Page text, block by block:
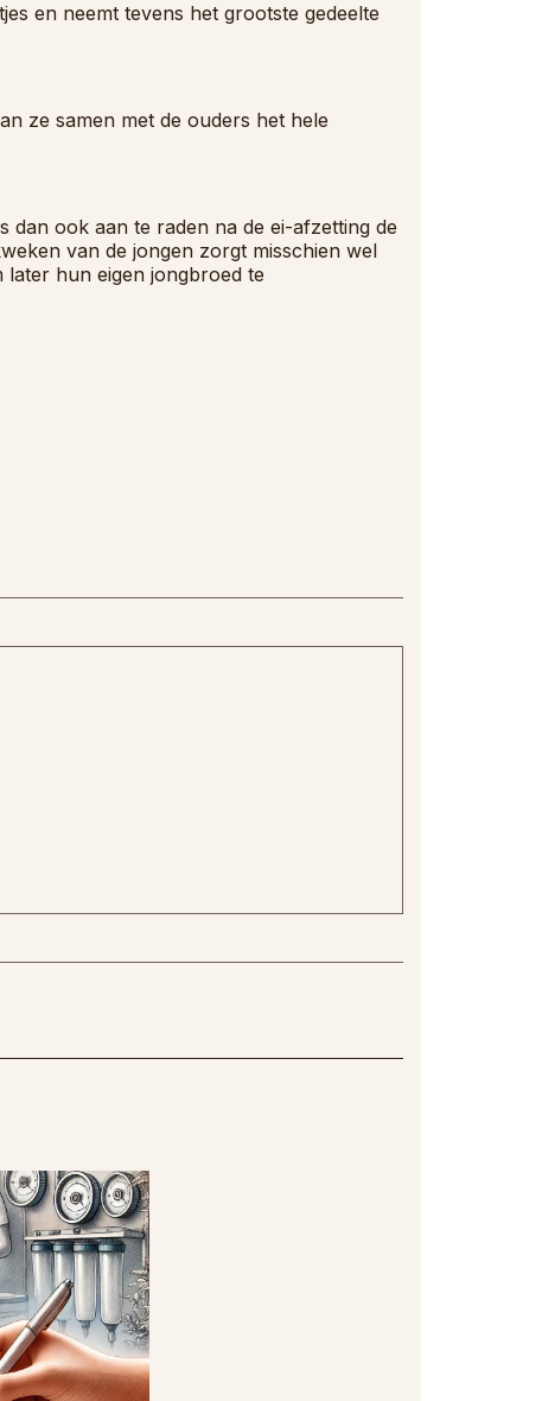
en neemt tevens het grootste gedeelte
ze samen met de ouders het hele
ook aan te raden na de ei-afzetting de
van de jongen zorgt misschien wel
later hun eigen jongbroed te